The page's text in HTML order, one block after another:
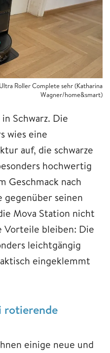
Roller Complete sehr (Katharina
Wagner/home&smart)
Schwarz. Die
wies eine
auf, die schwarze
hochwertig
Geschmack nach
gegenüber seinen
Mova Station nicht
Vorteile bleiben: Die
leichtgängig
eingeklemmt
rotierende
einige neue und